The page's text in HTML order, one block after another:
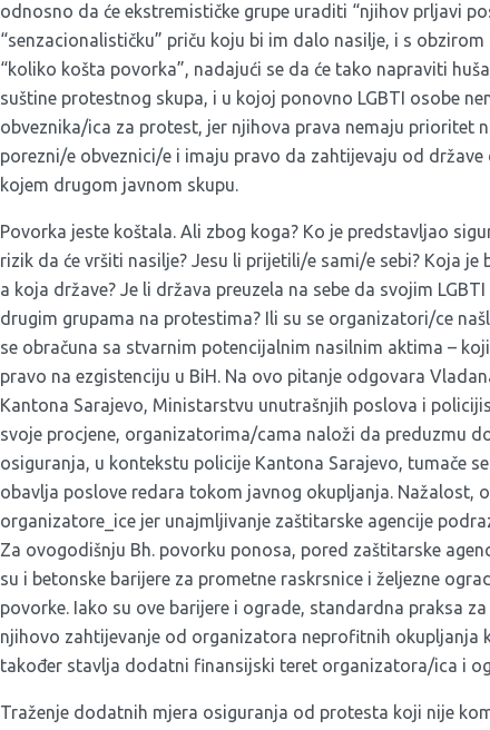
odnosno da će ekstremističke grupe uraditi “njihov prljavi
“senzacionalističku” priču koju bi im dalo nasilje, i s
“koliko košta povorka”, nadajući se da će tako napraviti
suštine protestnog skupa, i u kojoj ponovno LGBTI osobe
obveznika/ica za protest, jer njihova prava nemaju prioritet
porezni/e obveznici/e i imaju pravo da zahtijevaju od
kojem drugom javnom skupu.
Povorka jeste koštala. Ali zbog koga? Ko je predstavljao
rizik da će vršiti nasilje? Jesu li prijetili/e sami/e sebi? Koja
a koja države? Je li država preuzela na sebe da svojim
drugim grupama na protestima? Ili su se organizatori/ce
se obračuna sa stvarnim potencijalnim nasilnim aktima –
pravo na ezgistenciju u BiH. Na ovo pitanje odgovara
Kantona Sarajevo, Ministarstvu unutrašnjih poslova i
svoje procjene, organizatorima/cama naloži da preduzmu
osiguranja, u kontekstu policije Kantona Sarajevo, tumače
obavlja poslove redara tokom javnog okupljanja. Nažalost,
organizatore_ice jer unajmljivanje zaštitarske agencije
Za ovogodišnju Bh. povorku ponosa, pored zaštitarske
su i betonske barijere za prometne raskrsnice i željezne
povorke. Iako su ove barijere i ograde, standardna praksa
njihovo zahtijevanje od organizatora neprofitnih okupljanja
također stavlja dodatni finansijski teret organizatora/ica i
Traženje dodatnih mjera osiguranja od protesta koji nije